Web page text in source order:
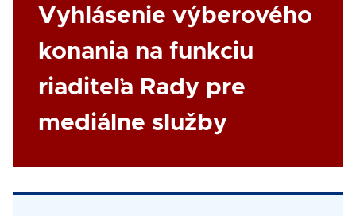
Link
Vyhlásenie výberového
konania na funkciu
riaditeľa Rady pre
mediálne služby